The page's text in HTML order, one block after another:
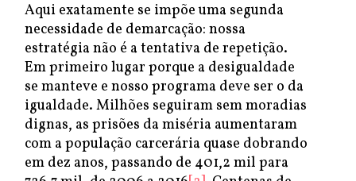
Aqui exatamente se impõe uma segunda
necessidade de demarcação: nossa
estratégia não é a tentativa de repetição.
Em primeiro lugar porque a desigualdade
se manteve e nosso programa deve ser o da
igualdade. Milhões seguiram sem moradias
dignas, as prisões da miséria aumentaram
com a população carcerária quase dobrando
em dez anos, passando de 401,2 mil para